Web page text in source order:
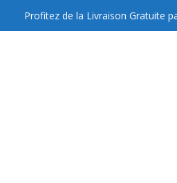
Profitez de la Livraison Gratuite